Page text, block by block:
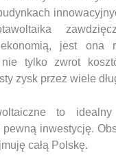
jest ona
nie tylko zwrot
zysk przez wiele
to
inwestycję.
całą Polskę.